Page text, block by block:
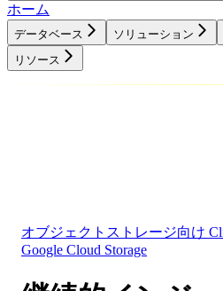
ホーム
データベース ソリューション
リソース
オブジェクトストレージ向け
Google Cloud Storage